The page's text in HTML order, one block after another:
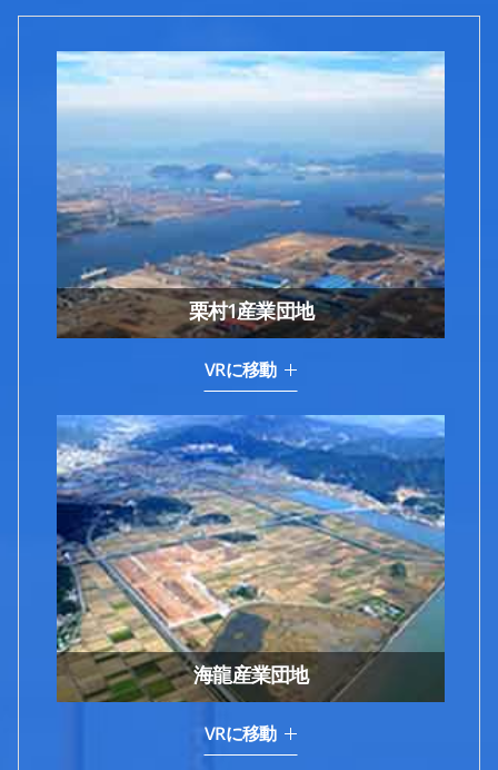
栗村1産業団地
VRに移動
海龍産業団地
VRに移動